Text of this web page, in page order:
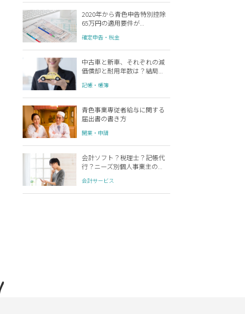
2020年から青色申告特別控除
65万円の適用要件が...
確定申告・税金
中古車と新車、それぞれの減
価償却と耐用年数は？結局...
記帳・帳簿
青色事業専従者給与に関する
届出書の書き方
開業・申請
会計ソフト？税理士？記帳代
行？ニーズ別個人事業主の...
会計サービス